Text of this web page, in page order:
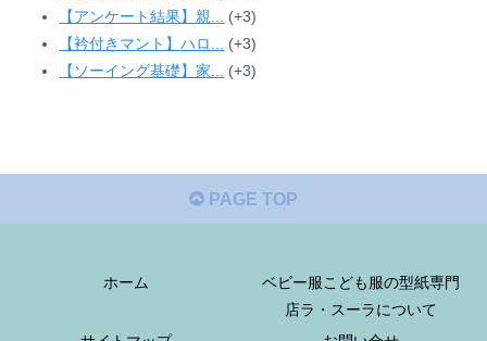
【アンケート結果】親...
+3
【衿付きマント】ハロ...
+3
【ソーイング基礎】家...
+3
PAGE TOP
ホーム
ベビー服こども服の型紙専門
店ラ・スーラについて